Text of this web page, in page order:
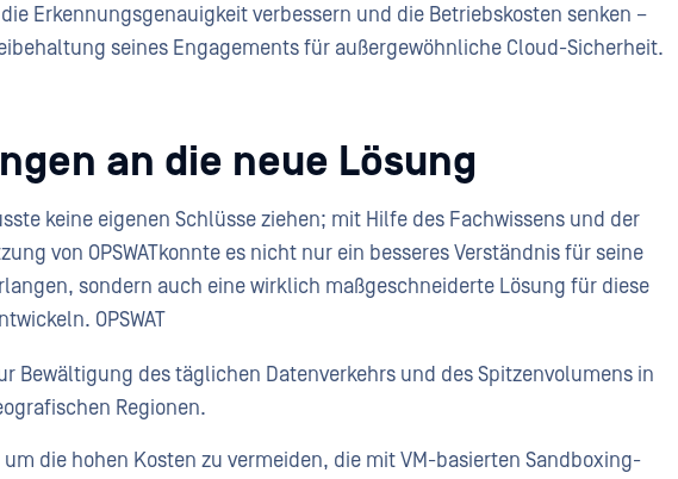
Erkennungsgenauigkeit verbessern und die Betriebskosten senken –
seines Engagements für außergewöhnliche Cloud-Sicherheit.
an die neue Lösung
keine eigenen Schlüsse ziehen; mit Hilfe des Fachwissens und der
von OPSWATkonnte es nicht nur ein besseres Verständnis für seine
sondern auch eine wirklich maßgeschneiderte Lösung für diese
OPSWAT
Bewältigung des täglichen Datenverkehrs und des Spitzenvolumens in
Regionen.
um die hohen Kosten zu vermeiden, die mit VM-basierten Sandboxing-